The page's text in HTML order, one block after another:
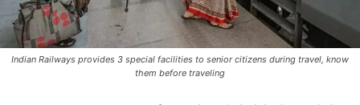
Indian Railways provides 3 special facilities to senior citizens during travel, know
them before traveling